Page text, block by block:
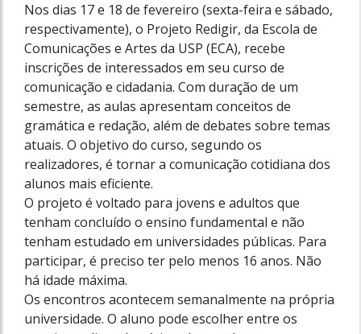
Nos dias 17 e 18 de fevereiro (sexta-feira e sábado,
respectivamente), o Projeto Redigir, da Escola de
Comunicações e Artes da USP (ECA), recebe
inscrições de interessados em seu curso de
comunicação e cidadania. Com duração de um
semestre, as aulas apresentam conceitos de
gramática e redação, além de debates sobre temas
atuais. O objetivo do curso, segundo os
realizadores, é tornar a comunicação cotidiana dos
alunos mais eficiente.
O projeto é voltado para jovens e adultos que
tenham concluído o ensino fundamental e não
tenham estudado em universidades públicas. Para
participar, é preciso ter pelo menos 16 anos. Não
há idade máxima.
Os encontros acontecem semanalmente na própria
universidade. O aluno pode escolher entre os